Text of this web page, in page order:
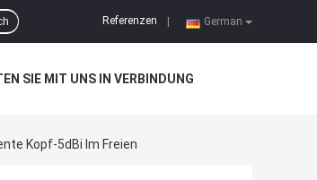
German
Referenzen
SIE MIT UNS IN VERBINDUNG
Kopf-5dBi Im Freien